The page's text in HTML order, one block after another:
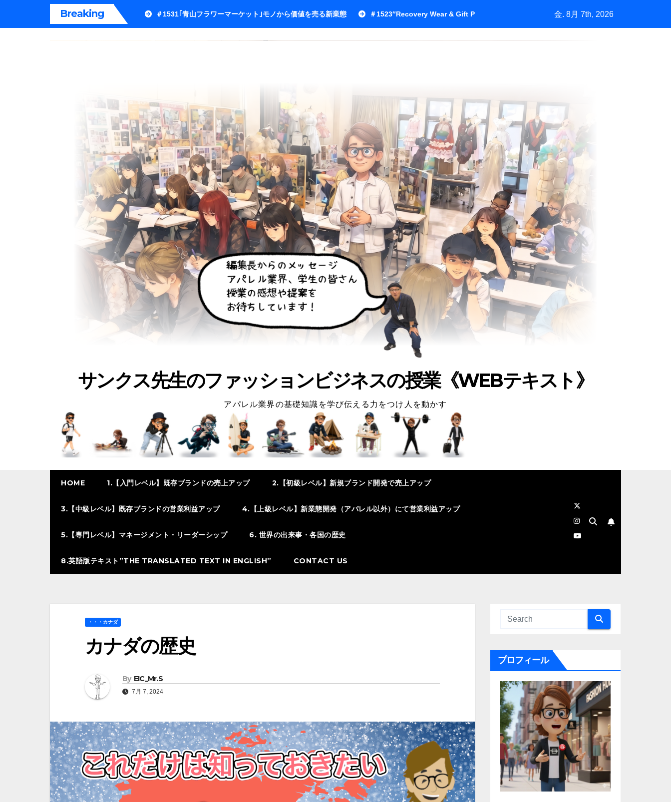
Breaking ＃1531｢青山フラワーマーケット｣モノから価値を売る新業態 ＃1523″Recovery Wear & Gift Purchasing”How Marketing Grows a Market by
金. 8月 7th, 2026
サンクス先生のファッションビジネスの授業《WEBテキスト》
アパレル業界の基礎知識を学び伝える力をつけ人を動かす
HOME 1.【入門レベル】既存ブランドの売上アップ 2.【初級レベル】新規ブランド開発で売上アップ
3.【中級レベル】既存ブランドの営業利益アップ 4.【上級レベル】新業態開発（アパレル以外）にて営業利益アップ
5.【専門レベル】マネージメント・リーダーシップ 6. 世界の出来事・各国の歴史
8.英語版テキスト”THE TRANSLATED TEXT IN ENGLISH” CONTACT US
・・・カナダ
カナダの歴史
By EIC_Mr.S
7月 7, 2024
プロフィール